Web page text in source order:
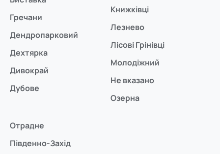
Гречани
Дендропарковий
Дехтярка
Дивокрай
Дубове
Книжківці
Лезнево
Лісові Грінівці
Молодіжний
Не вказано
Озерна
Отрадне
Південно-Захід